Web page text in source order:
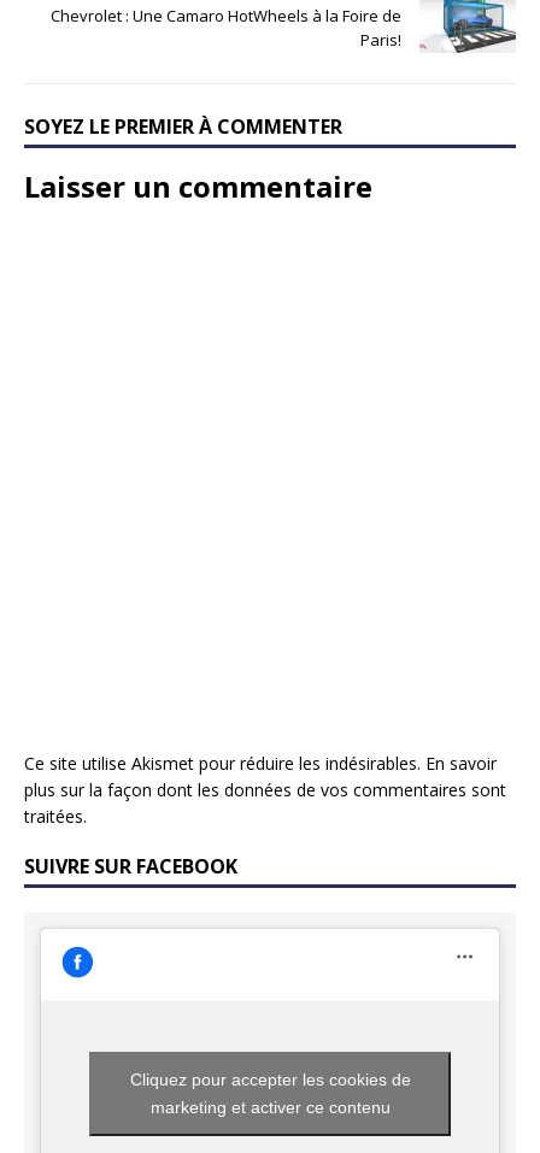
Chevrolet : Une Camaro HotWheels à la Foire de
Paris!
SOYEZ LE PREMIER À COMMENTER
Laisser un commentaire
Ce site utilise Akismet pour réduire les indésirables. En savoir
plus sur la façon dont les données de vos commentaires sont
traitées.
SUIVRE SUR FACEBOOK
Cliquez pour accepter les cookies de
marketing et activer ce contenu